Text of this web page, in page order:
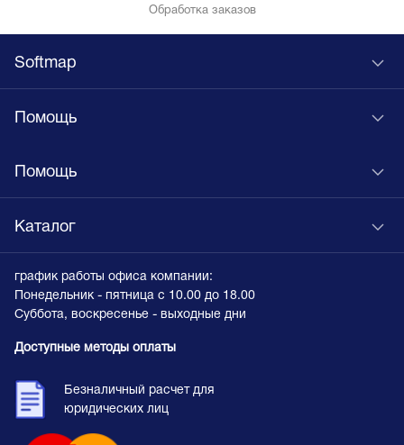
Обработка заказов
Softmap
Помощь
Помощь
Каталог
график работы офиса компании:
Понедельник - пятница с 10.00 до 18.00
Суббота, воскресенье - выходные дни
Доступные методы оплаты
Безналичный расчет для
юридических лиц